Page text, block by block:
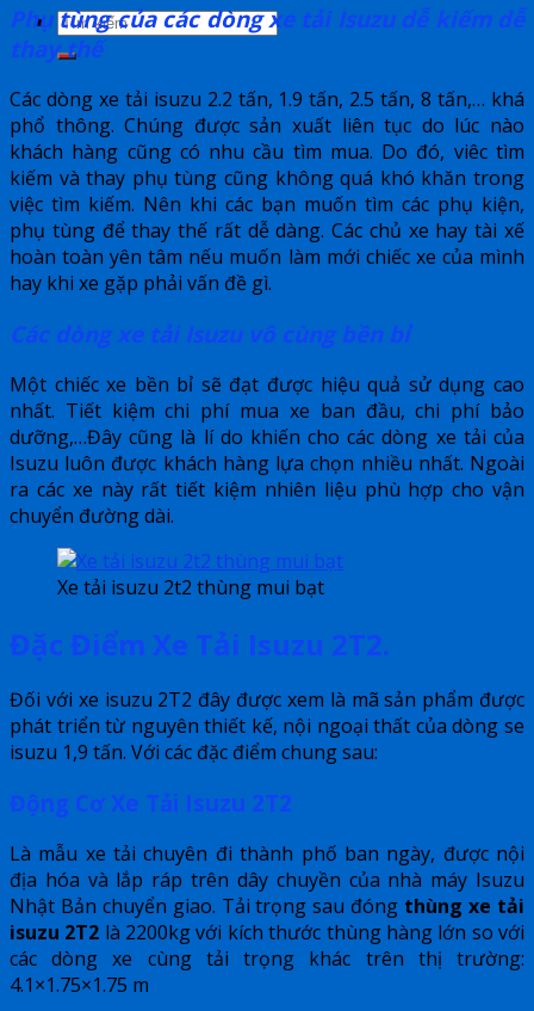
Phụ tùng của các dòng xe tải Isuzu dễ kiếm dễ
thay thế
Các dòng xe tải isuzu 2.2 tấn, 1.9 tấn, 2.5 tấn, 8 tấn,… khá
phổ thông. Chúng được sản xuất liên tục do lúc nào
khách hàng cũng có nhu cầu tìm mua. Do đó, viêc tìm
kiếm và thay phụ tùng cũng không quá khó khăn trong
việc tìm kiếm. Nên khi các bạn muốn tìm các phụ kiện,
phụ tùng để thay thế rất dễ dàng. Các chủ xe hay tài xế
hoàn toàn yên tâm nếu muốn làm mới chiếc xe của mình
hay khi xe gặp phải vấn đề gì.
Các dòng xe tải Isuzu vô cùng bền bỉ
Một chiếc xe bền bỉ sẽ đạt được hiệu quả sử dụng cao
nhất. Tiết kiệm chi phí mua xe ban đầu, chi phí bảo
dưỡng,…Đây cũng là lí do khiến cho các dòng xe tải của
Isuzu luôn được khách hàng lựa chọn nhiều nhất. Ngoài
ra các xe này rất tiết kiệm nhiên liệu phù hợp cho vận
chuyển đường dài.
Xe tải isuzu 2t2 thùng mui bạt
Đặc Điểm Xe Tải Isuzu 2T2.
Đối với xe isuzu 2T2 đây được xem là mã sản phẩm được
phát triển từ nguyên thiết kế, nội ngoại thất của dòng se
isuzu 1,9 tấn. Với các đặc điểm chung sau:
Động Cơ Xe Tải Isuzu 2T2
Là mẫu xe tải chuyên đi thành phố ban ngày, được nội
địa hóa và lắp ráp trên dây chuyền của nhà máy Isuzu
Nhật Bản chuyển giao. Tải trọng sau đóng thùng xe tải
isuzu 2T2 là 2200kg với kích thước thùng hàng lớn so với
các dòng xe cùng tải trọng khác trên thị trường:
4.1×1.75×1.75 m